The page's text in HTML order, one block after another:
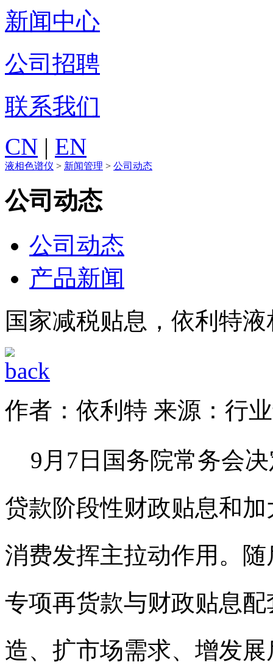
新闻中心
公司招聘
联系我们
CN | EN
液相色谱仪 > 新闻管理 > 公司动态
公司动态
公司动态
产品新闻
国家减税贴息，依利特
作者：依利特 来源：行
9月7日国务院常务会
贷款阶段性财政贴息和
消费发挥主拉动作用。
专项再货款与财政贴息
造、扩市场需求、增发